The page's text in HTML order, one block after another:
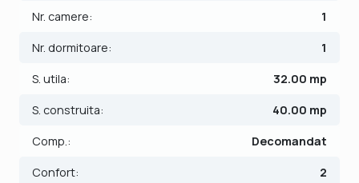
- Hol;
- Baie;
- Usa intrare: metal;
- Usi interioare: panel;
- Podele: parchet, gresie.
Nr. camere: 1
Nr. dormitoare: 1
S. utila: 32.00 mp
S. construita: 40.00 mp
Comp.: Decomandat
Confort: 2